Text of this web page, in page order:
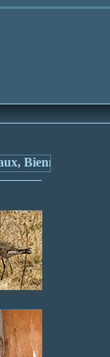
et environs